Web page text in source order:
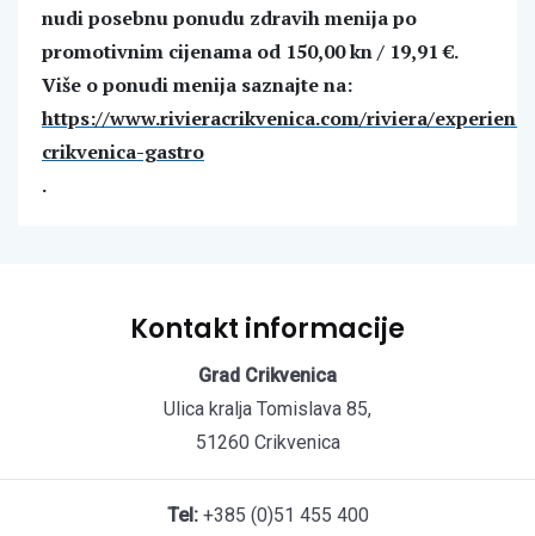
nudi posebnu ponudu zdravih menija po
promotivnim cijenama od 150,00 kn / 19,91 €.
Više o ponudi menija saznajte na:
https://www.rivieracrikvenica.com/riviera/
crikvenica-gastro
.
Kontakt informacije
Grad Crikvenica
Ulica kralja Tomislava 85,
51260 Crikvenica
Tel:+385 (0)51 455 400